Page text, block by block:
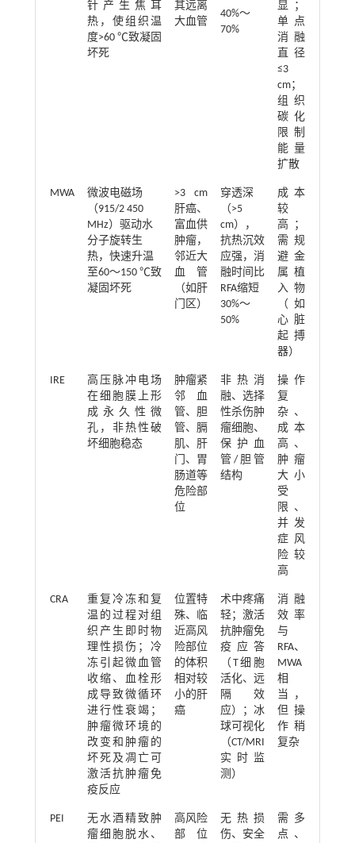
针产生焦耳
热，使组织温
度>60 ℃致凝固
坏死
其远离
大血管
40%～
70%
显；
单点
消融
直径
≤3
cm；
组织
碳化
限制
能量
扩散
MWA
微波电磁场
（915/2 450
MHz）驱动水
分子旋转生
热，快速升温
至60～150 ℃致
凝固坏死
>3 cm
肝癌、
富血供
肿瘤，
邻近大
血管
（如肝
门区）
穿透深
（>5
cm），
抗热沉效
应强，消
融时间比
RFA缩短
30%～
50%
成本
较
高；
需规
避金
属植
入物
（如
心脏
起搏
器）
IRE
高压脉冲电场
在细胞膜上形
成永久性微
孔，非热性破
坏细胞稳态
肿瘤紧
邻血
管、胆
管、膈
肌、肝
门、胃
肠道等
危险部
位
非热消
融、选择
性杀伤肿
瘤细胞、
保护血
管/胆管
结构
操作
复
杂、
成本
高、
肿瘤
大小
受
限、
并发
症风
险较
高
CRA
重复冷冻和复
温的过程对组
织产生即时物
理性损伤；冷
冻引起微血管
收缩、血栓形
成导致微循环
进行性衰竭；
肿瘤微环境的
改变和肿瘤的
坏死及凋亡可
激活抗肿瘤免
疫反应
位置特
殊、临
近高风
险部位
的体积
相对较
小的肝
癌
术中疼痛
轻；激活
抗肿瘤免
疫应答
（T细胞
活化、远
隔效
应）；冰
球可视化
（CT/MRI
实时监
测）
消融
效率
与
RFA、
MWA
相
当，
但操
作稍
复杂
PEI
无水酒精致肿
瘤细胞脱水、
高风险
部位
无热损
伤、安全
需多
点、